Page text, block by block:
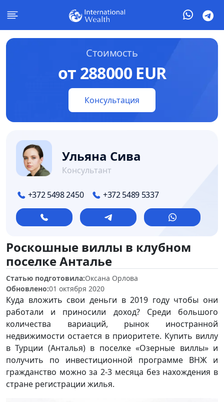
Стоимость
от 288000 EUR
Консультация
Ульяна Сива
Консультант
+372 5498 2450 +372 5489 5337
Роскошные виллы в клубном
поселке Анталье
Статью подготовила:Оксана Орлова
Обновлено:01 октября 2020
Куда вложить свои деньги в 2019 году чтобы они
работали и приносили доход? Среди большого
количества вариаций, рынок иностранной
недвижимости остается в приоритете. Купить виллу
в Турции (Анталья) в поселке «Озерные виллы» и
получить по инвестиционной программе ВНЖ и
гражданство можно за 2-3 месяца без нахождения в
стране регистрации жилья.